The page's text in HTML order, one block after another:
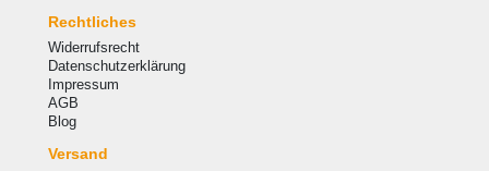
Rechtliches
Widerrufsrecht
Datenschutzerklärung
Impressum
AGB
Blog
Versand